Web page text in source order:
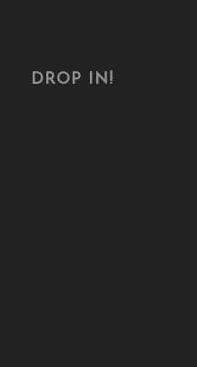
DROP IN!